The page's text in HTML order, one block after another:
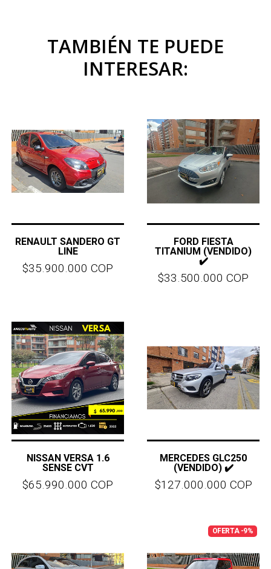
TAMBIÉN TE PUEDE
INTERESAR:
RENAULT SANDERO GT
LINE
$35.900.000 COP
FORD FIESTA
TITANIUM (VENDIDO)
✔️
$33.500.000 COP
NISSAN VERSA 1.6
SENSE CVT
$65.990.000 COP
MERCEDES GLC250
(VENDIDO) ✔️
$127.000.000 COP
OFERTA -9%